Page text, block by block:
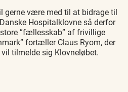
gerne være med til at bidrage til
Hospitalklovne så derfor
”fællesskab” af frivillige
fortæller Claus Ryom, der
tilmelde sig Klovneløbet.